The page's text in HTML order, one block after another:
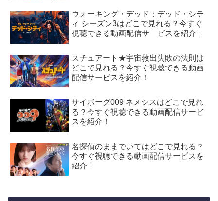
ウォーキング・デッド：デッド・シテ
ィ シーズン3はどこで見れる？今すぐ
視聴できる動画配信サービスを紹介！
スチュアート★宇宙救出失敗の法則は
どこで見れる？今すぐ視聴できる動画
配信サービスを紹介！
サイボーグ009 ネメシスはどこで見れ
る？今すぐ視聴できる動画配信サービ
スを紹介！
名探偵のままでいてはどこで見れる？
今すぐ視聴できる動画配信サービスを
紹介！